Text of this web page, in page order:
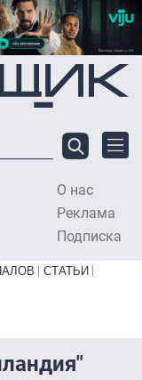
О нас
Реклама
Подписка
СТАТЬИ